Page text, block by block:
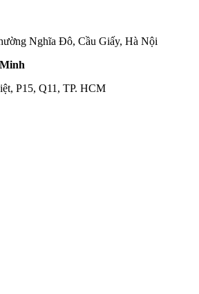
Nghĩa Đô, Cầu Giấy, Hà Nội
P15, Q11, TP. HCM